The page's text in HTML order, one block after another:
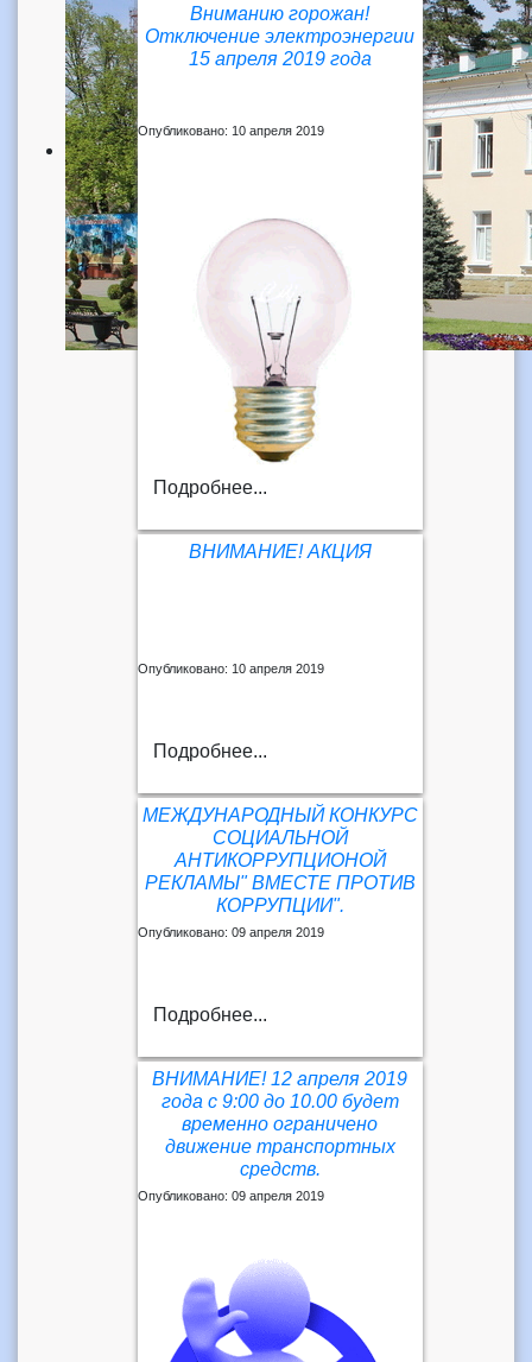
Вниманию горожан!
Отключение электроэнергии
15 апреля 2019 года
Опубликовано: 10 апреля 2019
Подробнее...
ВНИМАНИЕ! АКЦИЯ
Опубликовано: 10 апреля 2019
Подробнее...
МЕЖДУНАРОДНЫЙ КОНКУРС
СОЦИАЛЬНОЙ
АНТИКОРРУПЦИОНОЙ
РЕКЛАМЫ" ВМЕСТЕ ПРОТИВ
КОРРУПЦИИ".
Опубликовано: 09 апреля 2019
Подробнее...
ВНИМАНИЕ! 12 апреля 2019
года с 9:00 до 10.00 будет
временно ограничено
движение транспортных
средств.
Опубликовано: 09 апреля 2019